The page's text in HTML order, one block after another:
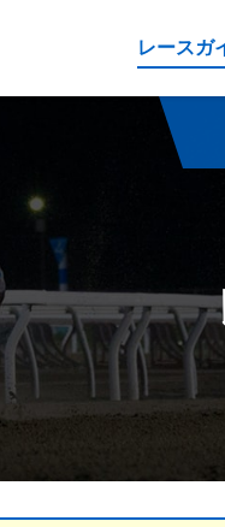
レースガ
レ
データルーム
騎手・調教師紹
坂路調教映像
遠征馬情報
番組編成要領